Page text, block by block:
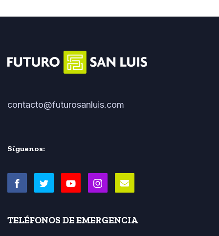
contacto@futurosanluis.com
Síguenos:
TELÉFONOS DE EMERGENCIA